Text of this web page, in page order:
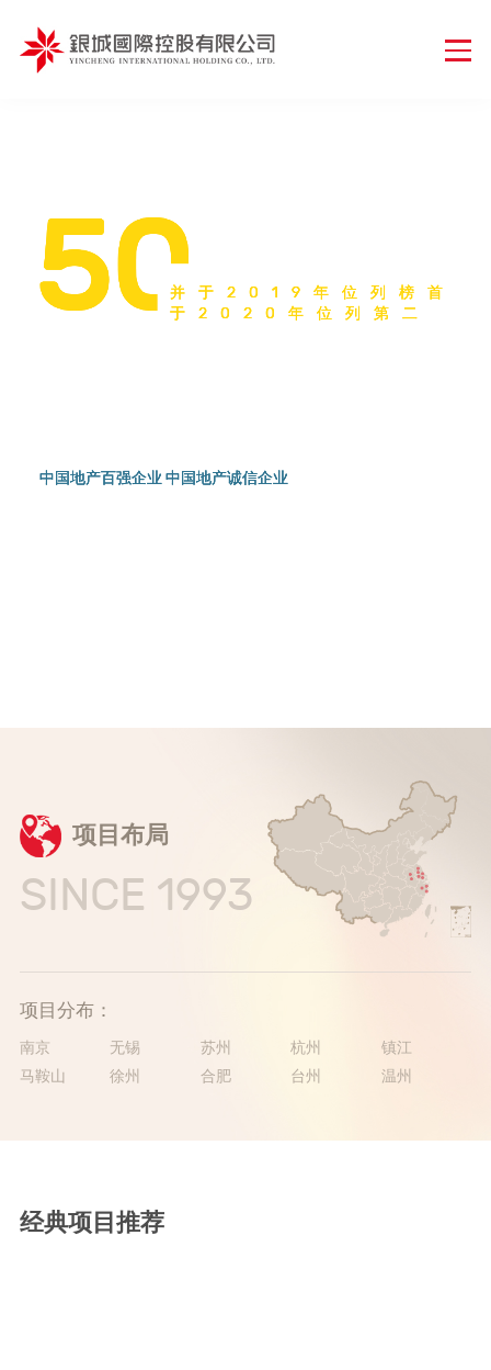
并于2019 年位列榜首
于2020年位列第二
中国地产百强企业 中国地产诚信企业
并于2019 年位列榜首
于2020年位列第二
中国地产百强企业 中国地产诚信企业
并于2019 年位列榜首
于2020年位列第二
中国地产百强企业 中国地产诚信企业
项目布局
SINCE 1993
项目分布：
南京 无锡 苏州 杭州
镇江
马鞍山
徐州 合肥 台州 温州
经典项目推荐